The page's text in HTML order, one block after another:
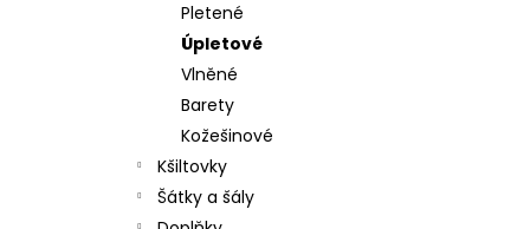
Pletené
Úpletové
Vlněné
Barety
Kožešinové
Kšiltovky
Šátky a šály